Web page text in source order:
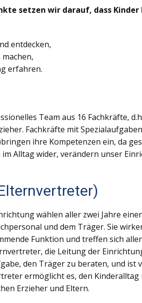
setzen wir darauf, dass Kinder
entdecken,
erfahren.
Team aus 16 Fachkräfte,
Fachkräfte mit
ihre Kompetenzen ein, da
Alltag wider, verändern unser
wählen aller zwei Jahre
und dem Träger. Sie
Funktion und treffen sich
die Leitung der
den Träger zu beraten, und
ermöglicht es, den
Erzieher und Eltern.